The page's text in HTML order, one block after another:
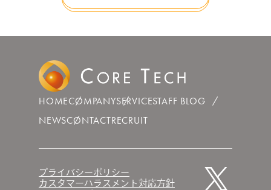
HOMECOMPANYSERVICESTAFF BLOG
NEWSCONTACTRECRUIT
プライバシーポリシー
カスタマーハラスメント対応方針